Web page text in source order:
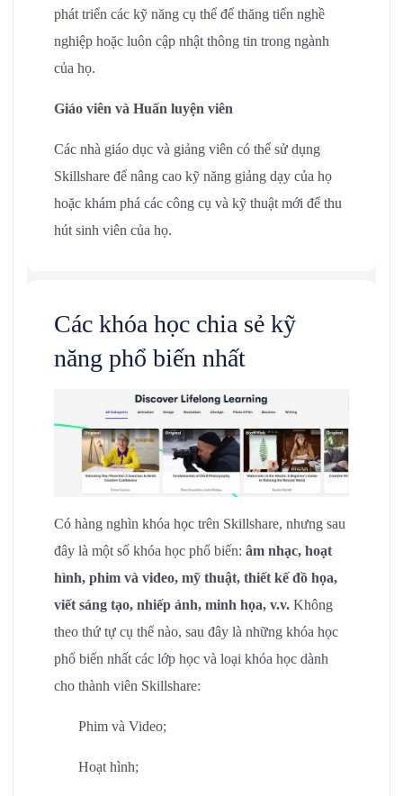
phát triển các kỹ năng cụ thể để thăng tiến nghề
nghiệp hoặc luôn cập nhật thông tin trong ngành
của họ.
Giáo viên và Huấn luyện viên
Các nhà giáo dục và giảng viên có thể sử dụng
Skillshare để nâng cao kỹ năng giảng dạy của họ
hoặc khám phá các công cụ và kỹ thuật mới để thu
hút sinh viên của họ.
Các khóa học chia sẻ kỹ
năng phổ biến nhất
Có hàng nghìn khóa học trên Skillshare, nhưng sau
đây là một số khóa học phổ biến: âm nhạc, hoạt
hình, phim và video, mỹ thuật, thiết kế đồ họa,
viết sáng tạo, nhiếp ảnh, minh họa, v.v. Không
theo thứ tự cụ thể nào, sau đây là những khóa học
phổ biến nhất các lớp học và loại khóa học dành
cho thành viên Skillshare:
Phim và Video;
Hoạt hình;